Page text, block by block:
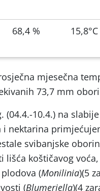
68,4 % 15,8°C
mjesečna
73,7 mm
(04.4.-10.4.) na slabije
nektarina
svibanjske
lišća koštičavog
(Monilinia)(5
(Blumeriella)(4